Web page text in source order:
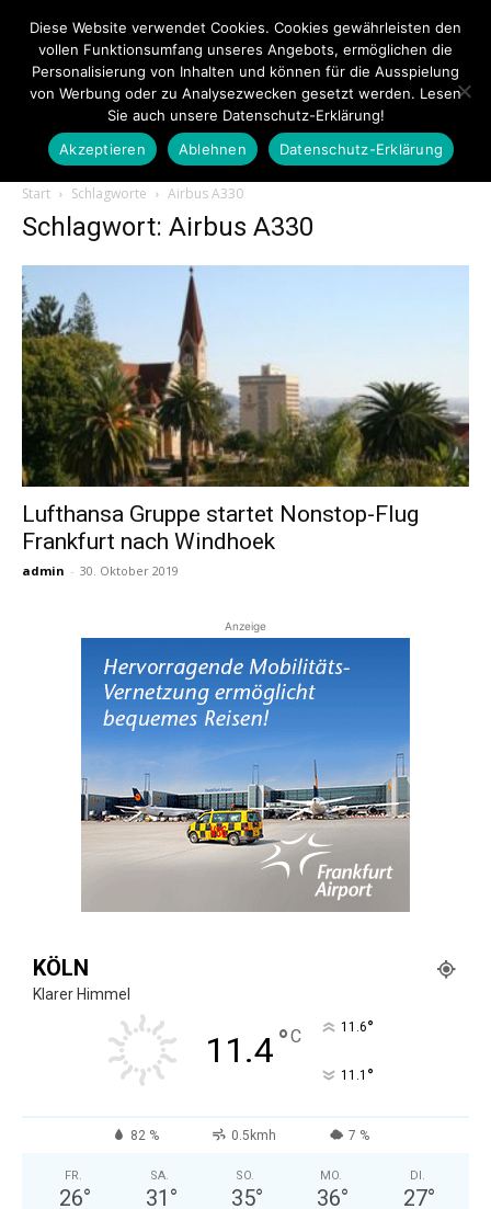
Touristiknews.de
und
Reiseempfehlungen.
Start Schlagworte Airbus A330
Schlagwort: Airbus A330
Lufthansa Gruppe startet Nonstop-Flug
Frankfurt nach Windhoek
admin - 30. Oktober 2019
Anzeige
KÖLN
Klarer Himmel
11.4°C 11.6°
11.1 °
82 % 0.5kmh 7 %
FR.
26°
SA.
31 °
SO.
35°
MO.
36°
DI.
27°
Diese Website verwendet Cookies. Cookies gewährleisten den
vollen Funktionsumfang unseres Angebots, ermöglichen die
Personalisierung von Inhalten und können für die Ausspielung
von Werbung oder zu Analysezwecken gesetzt werden. Lesen
Sie auch unsere Datenschutz-Erklärung!
Akzeptieren
Ablehnen Datenschutz-Erklärung